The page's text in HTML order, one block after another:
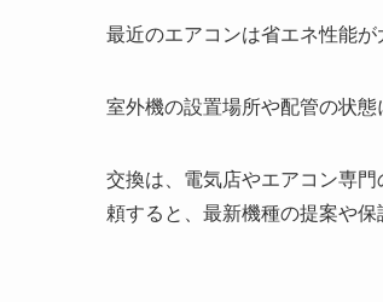
最近のエアコンは省エネ性能
室外機の設置場所や配管の状
交換は、電気店やエアコン専
頼すると、最新機種の提案や保